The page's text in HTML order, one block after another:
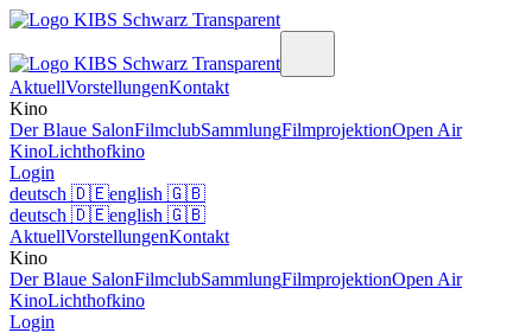
AktuellVorstellungenKontakt
Kino
Der Blaue SalonFilmclubSammlungFilmprojektionOpen Air
KinoLichthofkino
Login
deutsch 🇩🇪english 🇬🇧
deutsch 🇩🇪english 🇬🇧
AktuellVorstellungenKontakt
Kino
Der Blaue SalonFilmclubSammlungFilmprojektionOpen Air
KinoLichthofkino
Login